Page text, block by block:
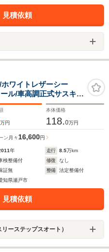
見積依頼
ワイトレザーシー
ル/車高調正式サスキッ
メラ/HID/ETC/スマー
ドルシフト/オートラ
万円
本体価格
118.0万円
ン 月々 16,600円
年 走行 8.5万km
検整備付 修復
なし
証無 整備
法定整備付
知県瀬戸市
見積依頼
ーステップスオート）